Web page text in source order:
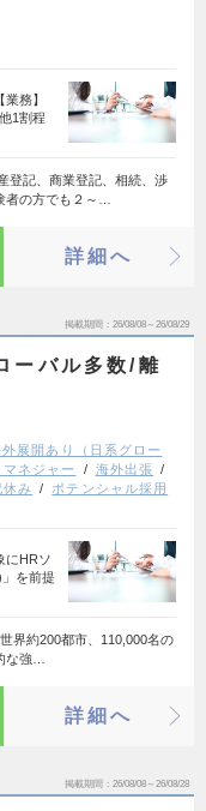
務】
1割程
登記、商業登記、相続、渉
者の方でも２～…
詳細へ
掲載期間 26/08/08～26/08/29
ーバル多数/離
外展開あり（日系グロー
ネジャー
海外出張
休み
ポテンシャル採用
にHRソ
を前提
界約200都市、110,000名の
な強…
詳細へ
掲載期間 26/08/08～26/08/28